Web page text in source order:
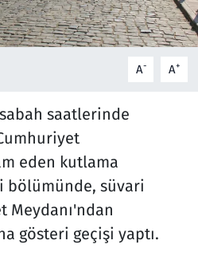
A- A+
saatlerinde
eden kutlama
bölümünde, süvari
Meydanı'ndan
gösteri geçişi yaptı.